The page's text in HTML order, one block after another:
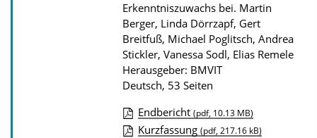
k
a
t
i
o
n
Erkenntniszuwachs bei. Martin
Berger, Linda Dörrzapf, Gert
Breitfuß, Michael Poglitsch, Andrea
Stickler, Vanessa Sodl, Elias Remele
Herausgeber: BMVIT
Deutsch, 53 Seiten
D
Endbericht (pdf, 10.13 MB)
Kurzfassung (pdf, 217.16 kB)